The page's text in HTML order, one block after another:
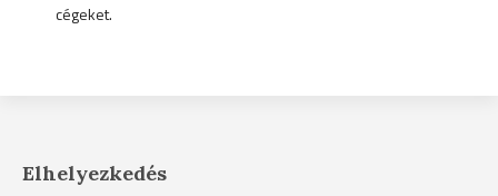
cégeket.
Elhelyezkedés